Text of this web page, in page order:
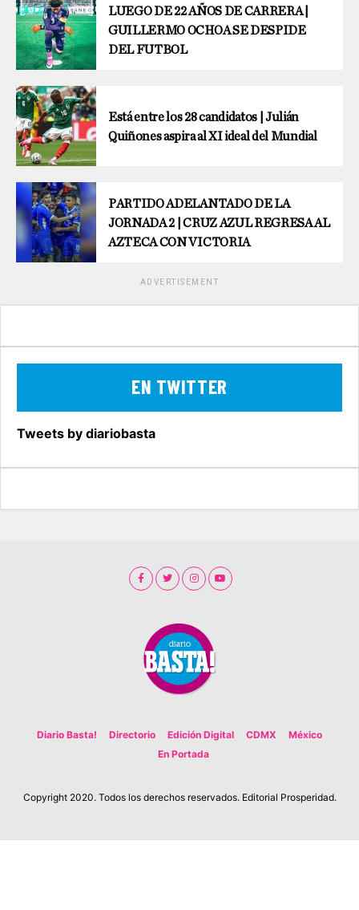
LUEGO DE 22 AÑOS DE CARRERA |
GUILLERMO OCHOA SE DESPIDE
DEL FUTBOL
Está entre los 28 candidatos | Julián
Quiñones aspira al XI ideal del Mundial
PARTIDO ADELANTADO DE LA
JORNADA 2 | CRUZ AZUL REGRESA AL
AZTECA CON VICTORIA
ADVERTISEMENT
EN TWITTER
Tweets by diariobasta
Diario Basta! Directorio Edición Digital CDMX
México
En Portada
Copyright 2020. Todos los derechos reservados. Editorial Prosperidad.